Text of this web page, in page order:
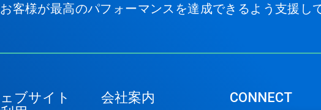
様が最高のパフォーマンスを達成できるよう支援し
ブサイト
会社案内 CONNECT